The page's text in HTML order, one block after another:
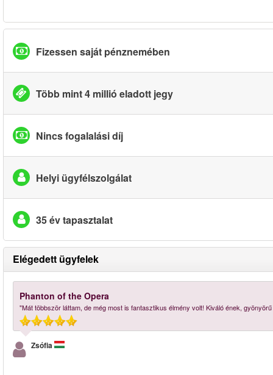
Fizessen saját pénznemében
Több mint 4 millió eladott jegy
Nincs fogalalási díj
Helyi ügyfélszolgálat
35 év tapasztalat
Elégedett ügyfelek
Phanton of the Opera
"Mát többször láttam, de még most is fantasztikus élmény volt! Kiváló ének,
Zsófia